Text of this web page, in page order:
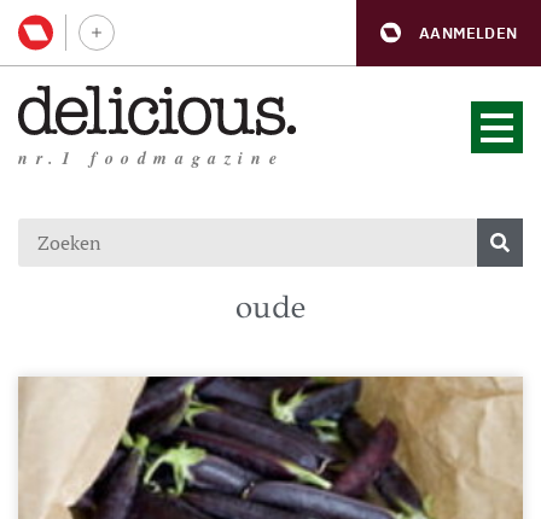
AANMELDEN
nr.1 foodmagazine
oude